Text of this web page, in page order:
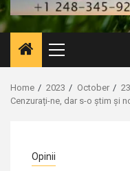
Primary
Menu
Home 2023 October
23
Cenzurați-ne, dar s-o știm și
Opinii